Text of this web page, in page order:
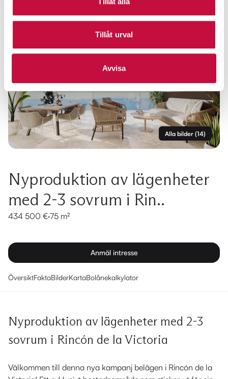
Tillåt urval
Avvisa
Alla bilder (14)
Nyproduktion av lägenheter
med 2-3 sovrum i Rin..
434 500 €·75 m²
Anmäl intresse
ÖversiktFaktaBilderKartaBolånekalkylator
Nyproduktion av lägenheter med 2-3
sovrum i Rincón de la Victoria
Välkommen till denna nya kampanj belägen i Rincón de la